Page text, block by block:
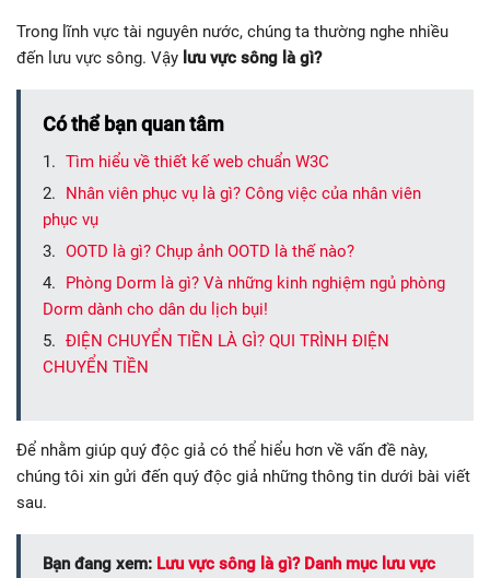
Trong lĩnh vực tài nguyên nước, chúng ta thường nghe nhiều
đến lưu vực sông. Vậy lưu vực sông là gì?
Có thể bạn quan tâm
Tìm hiểu về thiết kế web chuẩn W3C
Nhân viên phục vụ là gì? Công việc của nhân viên
phục vụ
OOTD là gì? Chụp ảnh OOTD là thế nào?
Phòng Dorm là gì? Và những kinh nghiệm ngủ phòng
Dorm dành cho dân du lịch bụi!
ĐIỆN CHUYỂN TIỀN LÀ GÌ? QUI TRÌNH ĐIỆN
CHUYỂN TIỀN
Để nhằm giúp quý độc giả có thể hiểu hơn về vấn đề này,
chúng tôi xin gửi đến quý độc giả những thông tin dưới bài viết
sau.
Bạn đang xem: Lưu vực sông là gì? Danh mục lưu vực